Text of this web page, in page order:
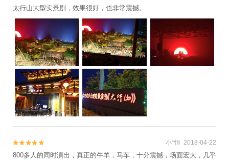
太行山大型实景剧，效果很好，也非常震撼。

 小*恒 2018-04-22
800多人的同时演出，真正的牛羊，马车，十分震撼，场面宏大，几乎